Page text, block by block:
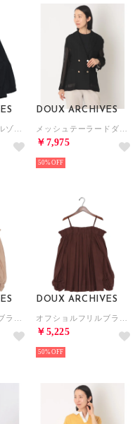
DOUX ARCHIVES
￥7,975
50%
DOUX ARCHIVES
￥5,225
50%